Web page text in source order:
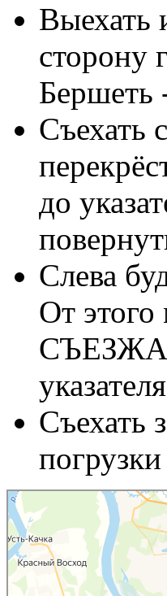
Выехать
сторону
Бершеть
Съехать
до
Слева
От
указателя
Съехать